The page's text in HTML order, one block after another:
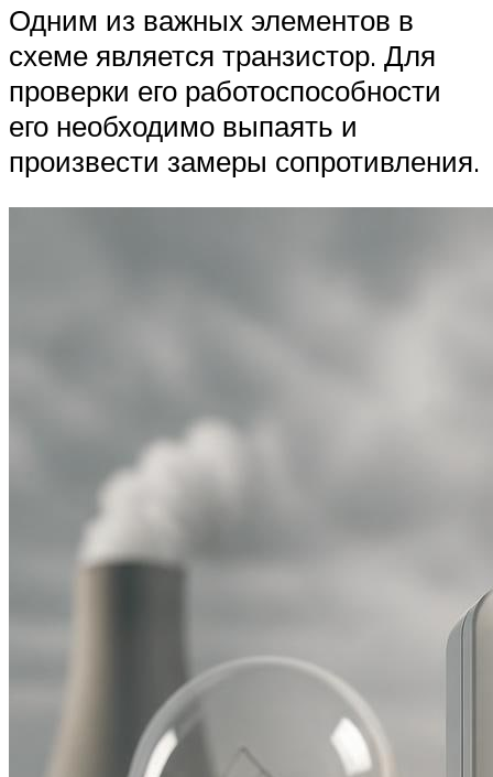
Одним из важных элементов в
схеме является транзистор. Для
проверки его работоспособности
его необходимо выпаять и
произвести замеры сопротивления.